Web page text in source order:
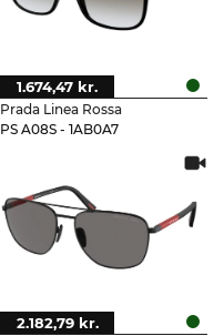
Prada Linea Rossa
PS A08S - 1AB0A7
1.674,47 kr.
2.182,79 kr.